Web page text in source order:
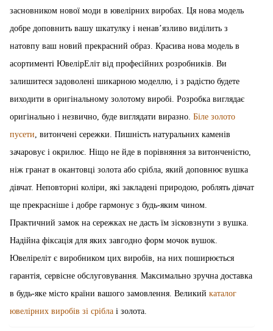
засновником нової моди в ювелірних виробах. Ця нова модель
добре доповнить вашу шкатулку і ненав’язливо виділить з
натовпу ваш новий прекрасний образ. Красива нова модель в
асортименті ЮвелірЕліт від професійних розробників. Ви
залишитеся задоволені шикарною моделлю, і з радістю будете
виходити в оригінальному золотому виробі. Розробка виглядає
оригінально і незвично, буде виглядати виразно. Біле золото
пусети , витончені сережки. Пишність натуральних каменів
зачаровує і окрилює. Ніщо не йде в порівняння за витонченістю,
ніж гранат в окантовці золота або срібла, який доповнює вушка
дівчат. Неповторні коліри, які закладені природою, роблять дівчат
ще прекрасніше і добре гармонує з будь-яким чином.
Практичний замок на сережках не дасть їм зісковзнути з вушка.
Надійна фіксація для яких завгодно форм мочок вушок.
Ювеліреліт є виробником цих виробів, на них поширюється
гарантія, сервісне обслуговування. Максимально зручна доставка
в будь-яке місто країни вашого замовлення. Великий каталог
ювелірних виробів зі срібла і золота.